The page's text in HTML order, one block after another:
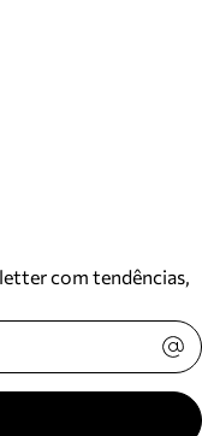
com tendências,